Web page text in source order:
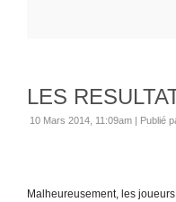
LES
10 Mars 2014, 11:09am | Publié
Malheureusement, les